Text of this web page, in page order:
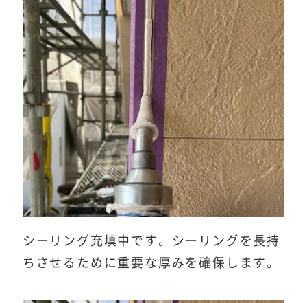
シーリング充填中です。シーリングを長持
ちさせるために重要な厚みを確保します。